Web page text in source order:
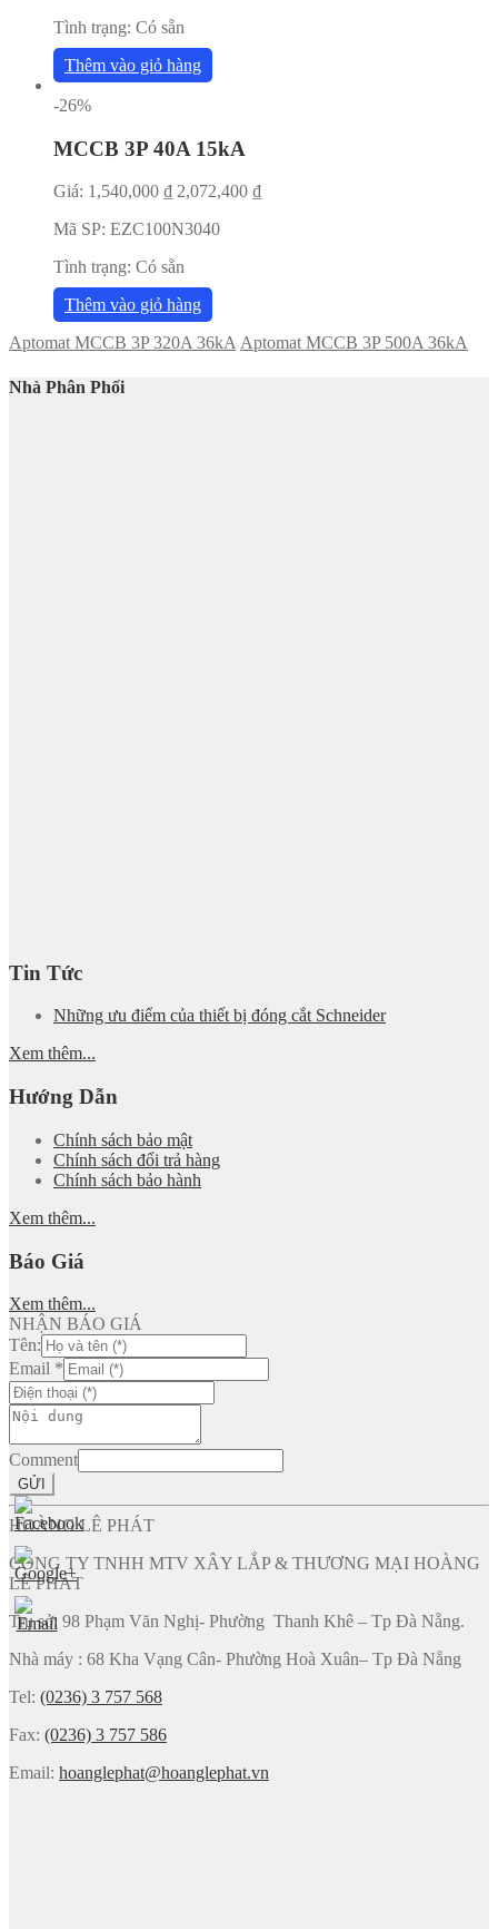
Tình trạng: Có sẵn
Thêm vào giỏ hàng
-26%
MCCB 3P 40A 15kA
Giá: 1,540,000 ₫ 2,072,400 ₫
Mã SP: EZC100N3040
Tình trạng: Có sẵn
Thêm vào giỏ hàng
Aptomat MCCB 3P 320A 36kA Aptomat MCCB 3P 500A 36kA
Nhà Phân Phối
Tin Tức
Những ưu điểm của thiết bị đóng cắt Schneider
Xem thêm...
Hướng Dẫn
Chính sách bảo mật
Chính sách đổi trả hàng
Chính sách bảo hành
Xem thêm...
Báo Giá
Xem thêm...
NHẬN BÁO GIÁ
Tên:
Email *
Comment
GỬI
HOÀNG LÊ PHÁT
CÔNG TY TNHH MTV XÂY LẮP & THƯƠNG MẠI HOÀNG
LÊ PHÁT
Trụ sở: 98 Phạm Văn Nghị- Phường Thanh Khê – Tp Đà Nẵng.
Nhà máy : 68 Kha Vạng Cân- Phường Hoà Xuân– Tp Đà Nẵng
Tel: (0236) 3 757 568
Fax: (0236) 3 757 586
Email: hoanglephat@hoanglephat.vn